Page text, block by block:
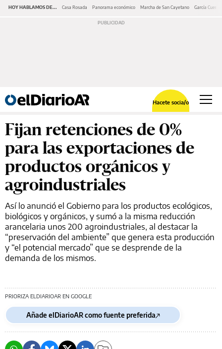
HOY HABLAMOS DE... Casa Rosada Panorama económico Marcha de San Cayetano García Cuerva
Hacete socia/o
Fijan retenciones de 0%
para las exportaciones de
productos orgánicos y
agroindustriales
Así lo anunció el Gobierno para los productos ecológicos,
biológicos y orgánicos, y sumó a la misma reducción
arancelaria unos 200 agroindustriales, al destacar la
“preservación del ambiente” que genera esta producción
y “el potencial mercado” que se desprende de la
demanda de los mismos.
PRIORIZA ELDIARIOAR EN GOOGLE
Añade elDiarioAR como fuente preferida